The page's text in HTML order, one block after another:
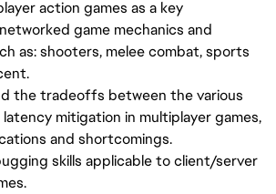
action games as a key
game mechanics and
as: shooters, melee combat, sports
the tradeoffs between the various
mitigation in multiplayer games,
and shortcomings.
skills applicable to client/server